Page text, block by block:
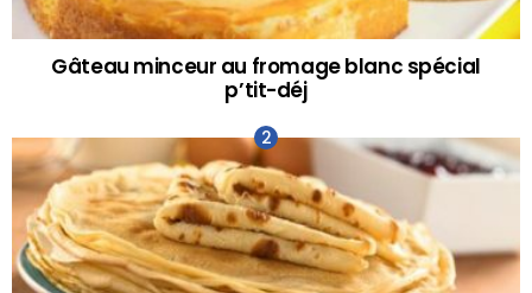
Gâteau minceur au fromage blanc spécial
p’tit-déj